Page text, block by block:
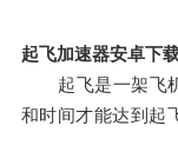
起飞加速器安卓下
起飞是一架飞机
和时间才能达到起